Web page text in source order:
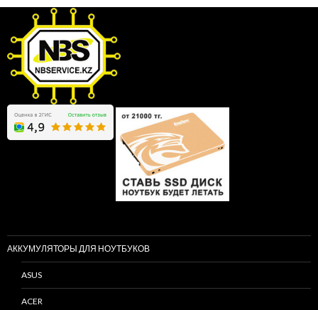
АККУМУЛЯТОРЫ ДЛЯ НОУТБУКОВ
ASUS
ACER